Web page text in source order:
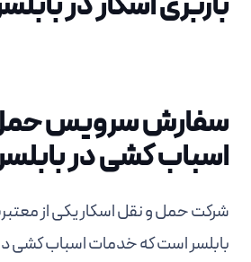
سفارش سرویس حمل
اسباب کشی در
شرکت حمل و نقل اسکار یکی از
بابلسر است که خدمات اسباب کشی در